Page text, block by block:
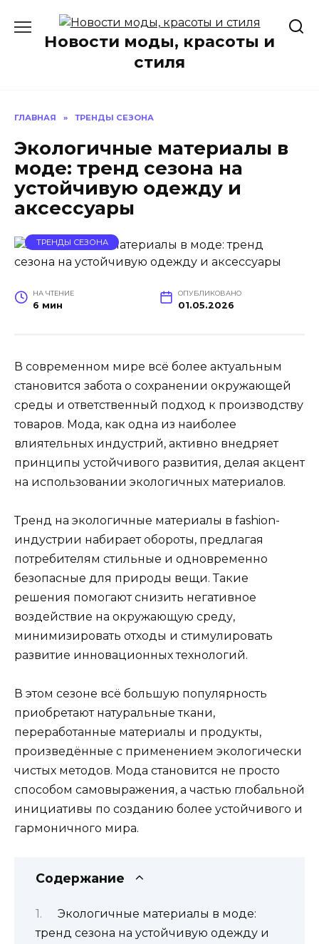
содержаниюНовости моды, красоты и
стиля
ГЛАВНАЯ » ТРЕНДЫ СЕЗОНА
Экологичные материалы в
моде: тренд сезона на
устойчивую одежду и
аксессуары
ТРЕНДЫ СЕЗОНА
НА ЧТЕНИЕ
6 мин
ОПУБЛИКОВАНО
01.05.2026
В современном мире всё более актуальным
становится забота о сохранении окружающей
среды и ответственный подход к производству
товаров. Мода, как одна из наиболее
влиятельных индустрий, активно внедряет
принципы устойчивого развития, делая акцент
на использовании экологичных материалов.
Тренд на экологичные материалы в fashion-
индустрии набирает обороты, предлагая
потребителям стильные и одновременно
безопасные для природы вещи. Такие
решения помогают снизить негативное
воздействие на окружающую среду,
минимизировать отходы и стимулировать
развитие инновационных технологий.
В этом сезоне всё большую популярность
приобретают натуральные ткани,
переработанные материалы и продукты,
произведённые с применением экологически
чистых методов. Мода становится не просто
способом самовыражения, а частью глобальной
инициативы по созданию более устойчивого и
гармоничного мира.
Содержание
Экологичные материалы в моде:
тренд сезона на устойчивую одежду и